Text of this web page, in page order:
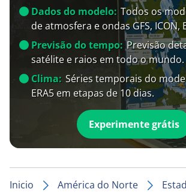
Dados do modelo: Todos os
de atmosfera e ondas GFS, ICON,
Previsão do tempo: Previsão
satélite e raios em todo o mundo.
Clima: Séries temporais do
ERA5 em etapas de 10 dias.
Experimente grátis
Inicio América do Norte